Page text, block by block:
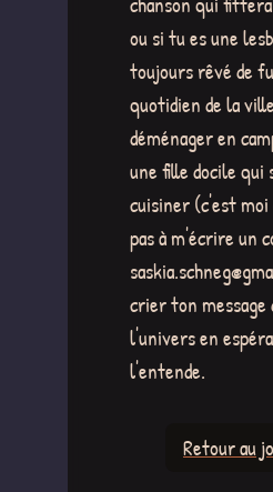
ou si tu es une
toujours rêvé de
quotidien de la
déménager en
une fille docile qui
cuisiner (c'est
pas à m'écrire un
crier ton message
l'univers en
l'entende.
Retour au